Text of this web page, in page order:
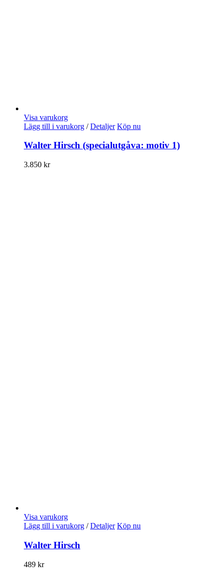
Visa varukorg
Lägg till i varukorg / Detaljer Köp nu
Walter Hirsch (specialutgåva: motiv 1)
3.850 kr
Visa varukorg
Lägg till i varukorg / Detaljer Köp nu
Walter Hirsch
489 kr